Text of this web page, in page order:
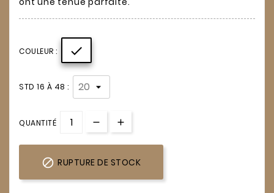
COULEUR : 
STD 16 À 48 :
QUANTITÉ
 RUPTURE DE STOCK